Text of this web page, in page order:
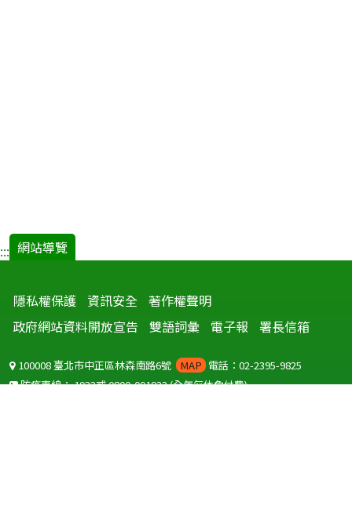
::: 網站導覽
隱私權保護 資訊安全 著作權聲明
政府網站資料開放宣告
雙語詞彙 電子報 署長信箱
100008 臺北市中正區林森南路6號 MAP 電話：02-2395-9825
防疫專線：1922或0800-001922(全年無休免付費)